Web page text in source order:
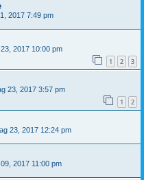
2017 7:49 pm
2017 10:00 pm
1 2 3
23, 2017 3:57 pm
1 2
23, 2017 12:24 pm
2017 11:00 pm